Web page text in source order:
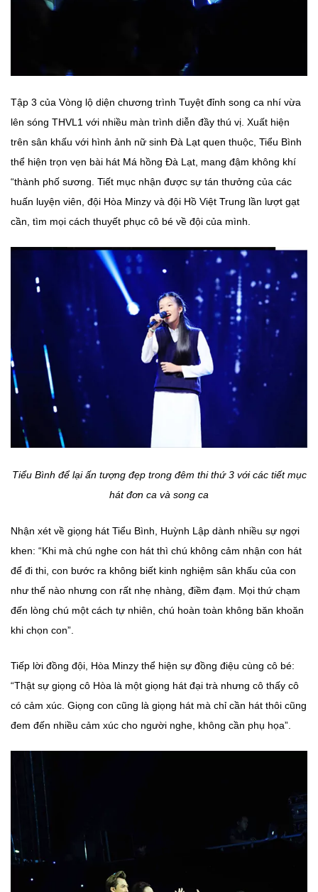
Tập 3 của Vòng lộ diện chương trình Tuyệt đỉnh song ca nhí vừa
lên sóng THVL1 với nhiều màn trình diễn đầy thú vị. Xuất hiện
trên sân khấu với hình ảnh nữ sinh Đà Lạt quen thuộc, Tiểu Bình
thể hiện trọn vẹn bài hát Má hồng Đà Lạt, mang đậm không khí
“thành phố sương. Tiết mục nhận được sự tán thưởng của các
huấn luyện viên, đội Hòa Minzy và đội Hồ Việt Trung lần lượt gạt
cần, tìm mọi cách thuyết phục cô bé về đội của mình.
Tiểu Bình để lại ấn tượng đẹp trong đêm thi thứ 3 với các tiết mục
hát đơn ca và song ca
Nhận xét về giọng hát Tiểu Bình, Huỳnh Lập dành nhiều sự ngợi
khen: “Khi mà chú nghe con hát thì chú không cảm nhận con hát
để đi thi, con bước ra không biết kinh nghiệm sân khấu của con
như thế nào nhưng con rất nhẹ nhàng, điềm đạm. Mọi thứ chạm
đến lòng chú một cách tự nhiên, chú hoàn toàn không băn khoăn
khi chọn con”.
Tiếp lời đồng đội, Hòa Minzy thể hiện sự đồng điệu cùng cô bé:
“Thật sự giọng cô Hòa là một giọng hát đại trà nhưng cô thấy cô
có cảm xúc. Giọng con cũng là giọng hát mà chỉ cần hát thôi cũng
đem đến nhiều cảm xúc cho người nghe, không cần phụ họa”.